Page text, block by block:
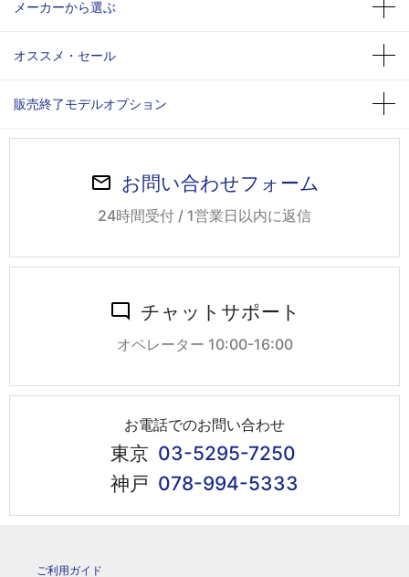
メーカーから選ぶ
オススメ・セール
販売終了モデルオプション
お問い合わせフォーム
24時間受付 / 1営業日以内に返信
チャットサポート
オペレーター 10:00-16:00
お電話でのお問い合わせ
東京 03-5295-7250
神戸 078-994-5333
ご利用ガイド